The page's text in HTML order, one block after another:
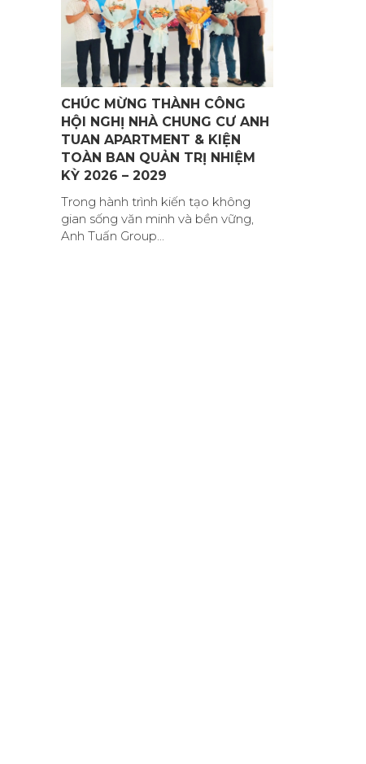
CHÚC MỪNG THÀNH CÔNG
HỘI NGHỊ NHÀ CHUNG CƯ ANH
TUAN APARTMENT & KIỆN
TOÀN BAN QUẢN TRỊ NHIỆM
KỲ 2026 – 2029
Trong hành trình kiến tạo không
gian sống văn minh và bền vững,
Anh Tuấn Group...